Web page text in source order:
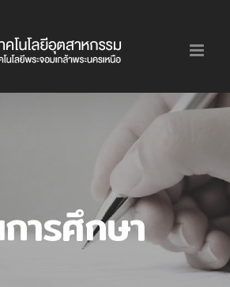
ารศึกษา